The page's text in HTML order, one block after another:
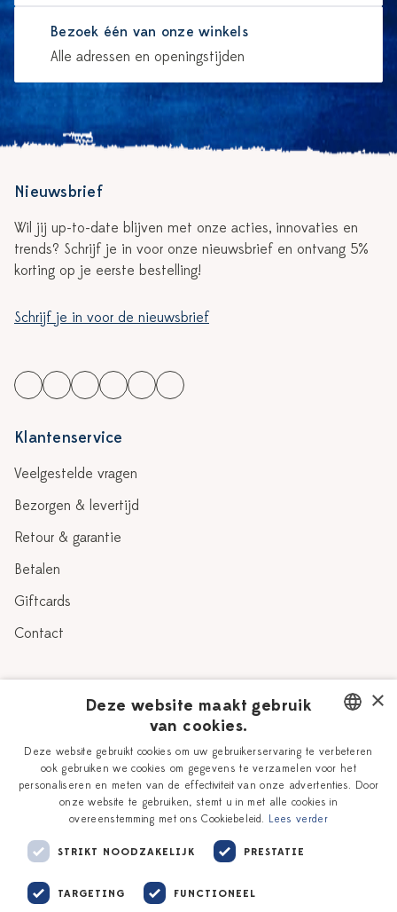
Bezoek één van onze winkels
Alle adressen en openingstijden
Nieuwsbrief
Wil jij up-to-date blijven met onze acties, innovaties en
trends? Schrijf je in voor onze nieuwsbrief en ontvang 5%
korting op je eerste bestelling!
Schrijf je in voor de nieuwsbrief
Klantenservice
Veelgestelde vragen
Bezorgen & levertijd
Retour & garantie
Betalen
Giftcards
Contact
Verhaal
Onze plateelschilders
Delfts Blauw
Workshops
Vacatures
Zakelijk
DUTCH
ENGLISH
×
Deze website maakt gebruik
van cookies.
Deze website gebruikt cookies om uw gebruikerservaring te verbeteren
ook gebruiken we cookies om gegevens te verzamelen voor het
personaliseren en meten van de effectiviteit van onze advertenties. Door
onze website te gebruiken, stemt u in met alle cookies in
overeenstemming met ons Cookiebeleid. Lees verder
STRIKT NOODZAKELIJK PRESTATIE
TARGETING FUNCTIONEEL